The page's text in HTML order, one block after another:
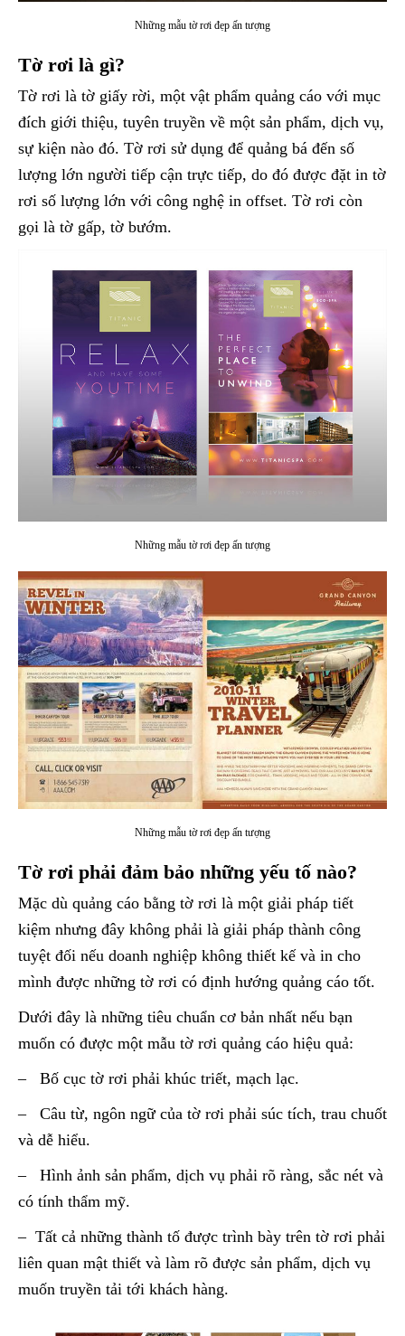
Những mẫu tờ rơi đẹp ấn tượng
Tờ rơi là gì?
Tờ rơi là tờ giấy rời, một vật phẩm quảng cáo với mục
đích giới thiệu, tuyên truyền về một sản phẩm, dịch vụ,
sự kiện nào đó. Tờ rơi sử dụng để quảng bá đến số
lượng lớn người tiếp cận trực tiếp, do đó được đặt in tờ
rơi số lượng lớn với công nghệ in offset. Tờ rơi còn
gọi là tờ gấp, tờ bướm.
Những mẫu tờ rơi đẹp ấn tượng
Những mẫu tờ rơi đẹp ấn tượng
Tờ rơi phải đảm bảo những yếu tố nào?
Mặc dù quảng cáo bằng tờ rơi là một giải pháp tiết
kiệm nhưng đây không phải là giải pháp thành công
tuyệt đối nếu doanh nghiệp không thiết kế và in cho
mình được những tờ rơi có định hướng quảng cáo tốt.
Dưới đây là những tiêu chuẩn cơ bản nhất nếu bạn
muốn có được một mẫu tờ rơi quảng cáo hiệu quả:
– Bố cục tờ rơi phải khúc triết, mạch lạc.
– Câu từ, ngôn ngữ của tờ rơi phải súc tích, trau chuốt
và dễ hiểu.
– Hình ảnh sản phẩm, dịch vụ phải rõ ràng, sắc nét và
có tính thẩm mỹ.
– Tất cả những thành tố được trình bày trên tờ rơi phải
liên quan mật thiết và làm rõ được sản phẩm, dịch vụ
muốn truyền tải tới khách hàng.